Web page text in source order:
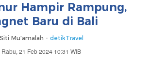
Hampir Rampung,
Baru di Bali
Siti Mu'amalah - detikTravel
Rabu, 21 Feb 2024 10:31 WIB